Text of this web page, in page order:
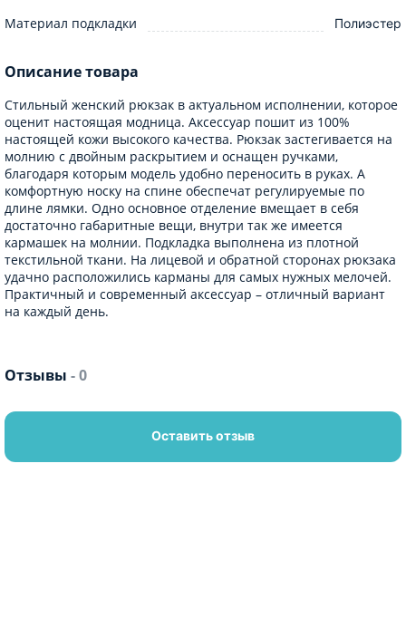
Материал подкладки Полиэстер
Описание товара
Стильный женский рюкзак в актуальном исполнении, которое
оценит настоящая модница. Аксессуар пошит из 100%
настоящей кожи высокого качества. Рюкзак застегивается на
молнию с двойным раскрытием и оснащен ручками,
благодаря которым модель удобно переносить в руках. А
комфортную носку на спине обеспечат регулируемые по
длине лямки. Одно основное отделение вмещает в себя
достаточно габаритные вещи, внутри так же имеется
кармашек на молнии. Подкладка выполнена из плотной
текстильной ткани. На лицевой и обратной сторонах рюкзака
удачно расположились карманы для самых нужных мелочей.
Практичный и современный аксессуар – отличный вариант
на каждый день.
Отзывы - 0
Оставить отзыв